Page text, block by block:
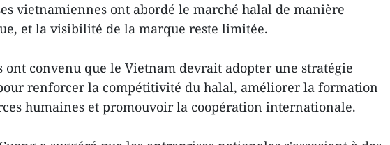
vietnamiennes ont abordé le marché halal de manière
et la visibilité de la marque reste limitée.
ont convenu que le Vietnam devrait adopter une stratégie
renforcer la compétitivité du halal, améliorer la formation
humaines et promouvoir la coopération internationale.